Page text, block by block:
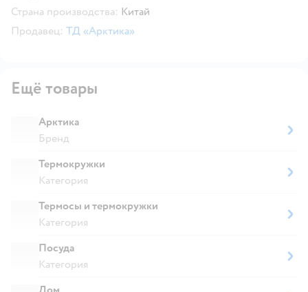
Страна производства: Китай
Продавец: ТД «Арктика»
Ещё товары
Арктика
Бренд
Термокружки
Категория
Термосы и термокружки
Категория
Посуда
Категория